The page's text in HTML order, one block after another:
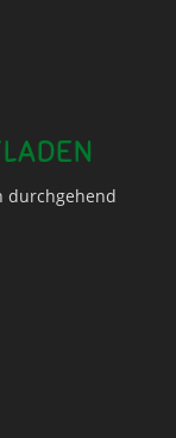
durchgehend